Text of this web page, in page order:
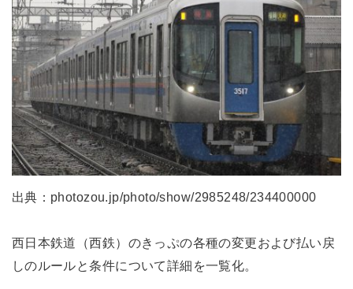
出典：photozou.jp/photo/show/2985248/234400000
西日本鉄道（西鉄）のきっぷの各種の変更および払い戻
しのルールと条件について詳細を一覧化。